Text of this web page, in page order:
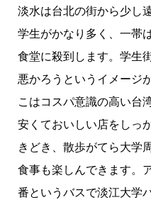
淡水は台北の街から少し
学生がかなり多く、一帯
食堂に殺到します。学生
悪かろうというイメージ
こはコスパ意識の高い台
安くておいしい店をしっ
きどき、散歩がてら大学
食事も楽しんできます。
番というバスで淡江大学